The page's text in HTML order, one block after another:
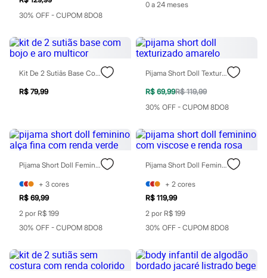
Calças
Camisetas e Regatas
Jeans
Polos
Acessórios
Bolsas e Mochilas
Cintos
Calçados
Botas
Sapatos
Sandálias e Papetes
Tênis
Moda esportiva
Acessórios
Bermudas
Camisetas
Calçados
Regatas
30% OFF - CUPOM 8DO8
0 a 24 meses
Kit De 2 Sutiãs Base Com Bojo E Aro Multicor
R$ 79,99
Pijama Short Doll Texturizado Amarelo
R$ 69,99R$ 119,99
30% OFF - CUPOM 8DO8
Pijama Short Doll Feminino Alça Fina Com Renda Verde
+ 3 cores
R$ 69,99
2 por R$ 199
30% OFF - CUPOM 8DO8
Pijama Short Doll Feminino Com Viscose E Renda Rosa
+ 2 cores
R$ 119,99
2 por R$ 199
30% OFF - CUPOM 8DO8